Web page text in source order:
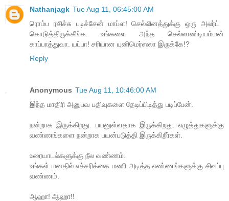
Nathanjagk Tue Aug 11, 06:45:00 AM
ரொம்ப ரசிச்சு படிச்சேன் மாப்ள! ​செல்லினத்துக்கு ஒரு அலர்ட் ​
கொடுத்திருக்கீங்க. உங்களை அந்த ​செல்லாண்டியம்மன்
காப்பாத்துவா. யப்பா! சரியான யுனிமெர்ஸலா இருக்கே!?
Reply
Anonymous Tue Aug 11, 10:46:00 AM
இந்த மாதிரி அனுபவ பதிவுகளை தேடிப்பிடித்து படிப்பேன்.
நன்றாக இருக்கிறது. பயனுள்ளதாக இருக்கிறது. எழுத்துகளுக்கு
வண்ணங்களை நன்றாக பயன்படுத்தி இருக்கிறீர்கள்.
உரையாடல்களுக்கு நீல வண்ணம்.
உங்கள் மனதில் எச்சரிக்கை மணி அடித்த எண்ணங்களுக்கு சிவப்பு
வண்ணம்.
ஆஹா! ஆஹா!!